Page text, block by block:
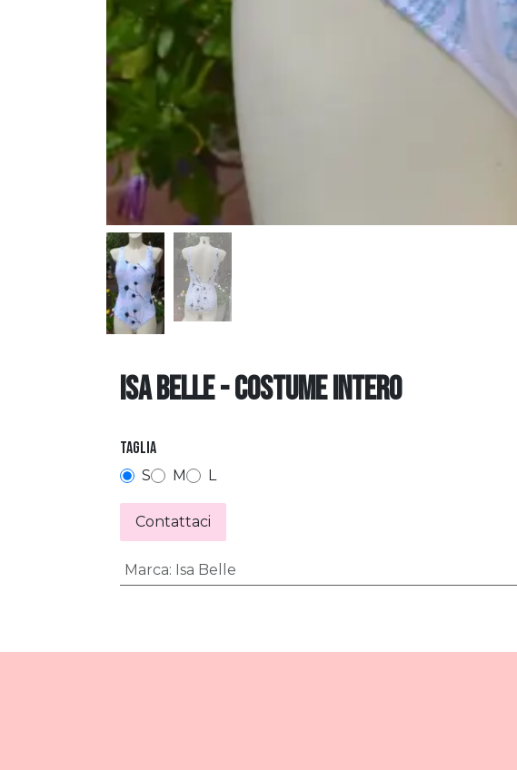
isa belle - costume intero
Taglia
S M L
Contattaci
Marca: Isa Belle